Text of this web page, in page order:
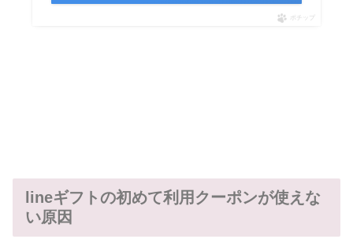
ポチップ
lineギフトの初めて利用クーポンが使えな
い原因